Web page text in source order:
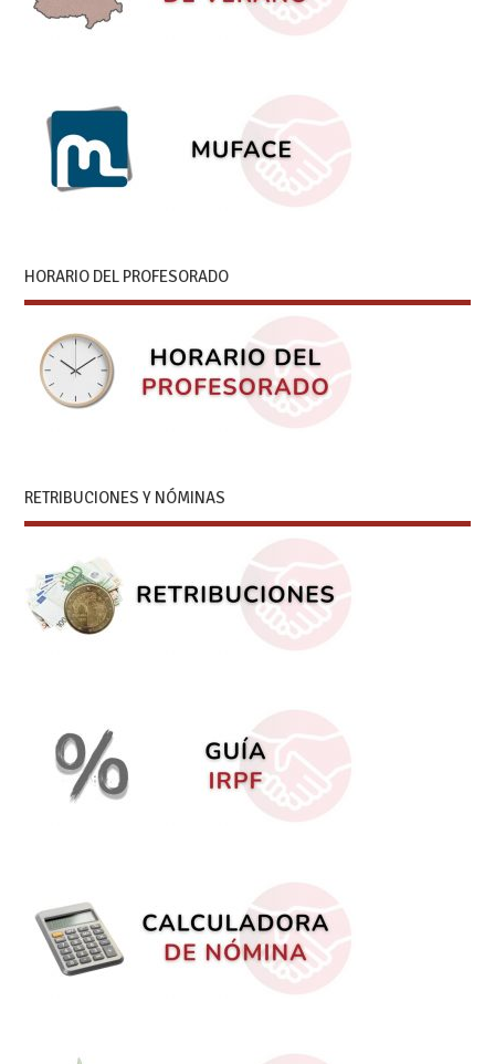
HORARIO DEL PROFESORADO
RETRIBUCIONES Y NÓMINAS